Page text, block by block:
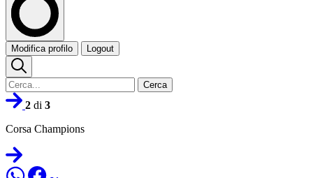
Modifica profilo Logout
Cerca
2 di 3
Corsa Champions